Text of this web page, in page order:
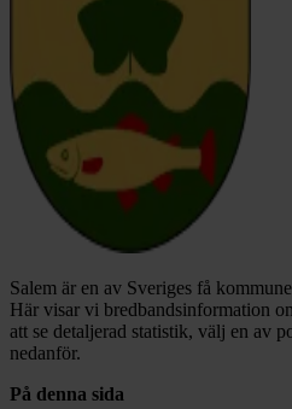
Salem är en av Sveriges få
Här visar vi bredbandsinformation
att se detaljerad statistik, välj en av
nedanför.
På denna sida